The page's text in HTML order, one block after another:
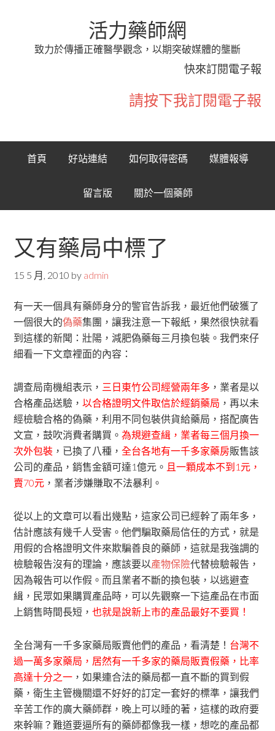
活力藥師網
致力於傳播正確醫學觀念，以期突破媒體的壟斷
快來訂閱電子報
請按下我訂閱電子報
首頁 好站連結 如何取得密碼 媒體報導
留言版 關於一個藥師
又有藥局中標了
15 5 月, 2010 by admin
有一天一個具有藥師身分的警官告訴我，最近他們破獲了
一個很大的偽藥集團，讓我注意一下報紙，果然很快就看
到這樣的新聞：壯陽，減肥偽藥每三月換包裝。我們來仔
細看一下文章裡面的內容：
調查局南機組表示， 三日東竹公司經營兩年多 ，業者是以
合格產品送驗，以合格證明文件取信於經銷藥局 ，再以未
經檢驗合格的偽藥，利用不同包裝供貨給藥局，搭配廣告
文宣，鼓吹消費者購買。為規避查緝，業者每三個月換一
次外包裝 ，已換了八種，全台各地有一千多家藥房販售該
公司的產品，銷售金額可達1億元。 且一顆成本不到1元，
賣70元 ，業者涉嫌賺取不法暴利。
從以上的文章可以看出幾點，這家公司已經幹了兩年多，
估計應該有幾千人受害。他們騙取藥局信任的方式，就是
用假的合格證明文件來欺騙善良的藥師，這就是我強調的
檢驗報告沒有的理論，應該要以產物保險代替檢驗報告，
因為報告可以作假。而且業者不斷的換包裝，以逃避查
緝，民眾如果購買產品時，可以先觀察一下這產品在市面
上銷售時間長短，也就是說新上市的產品最好不要買！
全台灣有一千多家藥局販賣他們的產品，看清楚！ 台灣不
過一萬多家藥局，居然有一千多家的藥局販賣假藥，比率
高達十分之一 ，如果連合法的藥局都一直不斷的買到假
藥，衛生主管機關還不好好的訂定一套好的標準，讓我們
辛苦工作的廣大藥師群，晚上可以睡的著，這樣的政府要
來幹嘛？難道要逼所有的藥師都像我一樣，想吃的產品都